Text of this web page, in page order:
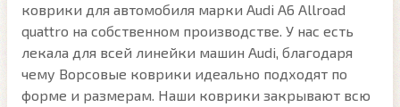
коврики для автомобиля марки Audi A6 Allroad
quattro на собственном производстве. У нас есть
лекала для всей линейки машин Audi, благодаря
чему Ворсовые коврики идеально подходят по
форме и размерам. Наши коврики закрывают всю